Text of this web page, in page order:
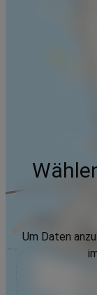
Um Daten